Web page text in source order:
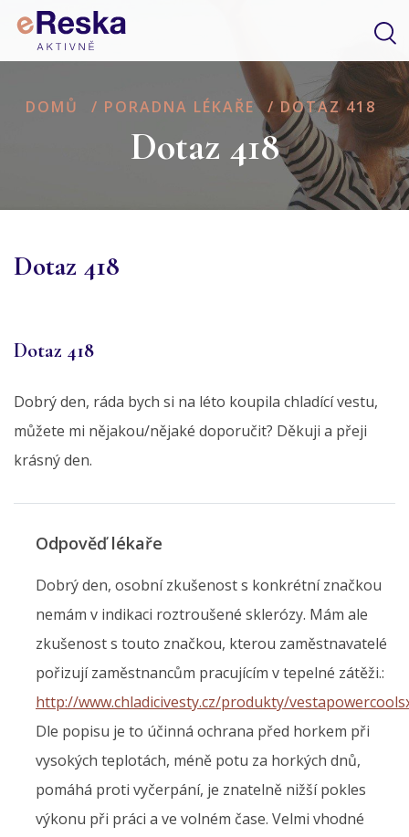
DOMŮ / PORADNA LÉKAŘE / DOTAZ 418
Dotaz 418
Dotaz 418
Dotaz 418
Dobrý den, ráda bych si na léto koupila chladící vestu,
můžete mi nějakou/nějaké doporučit? Děkuji a přeji
krásný den.
Odpověď lékaře
Dobrý den, osobní zkušenost s konkrétní značkou
nemám v indikaci roztroušené sklerózy. Mám ale
zkušenost s touto značkou, kterou zaměstnavatelé
pořizují zaměstnancům pracujícím v tepelné zátěži.:
http://www.chladicivesty.cz/produkty/
Dle popisu je to účinná ochrana před horkem při
vysokých teplotách, méně potu za horkých dnů,
pomáhá proti vyčerpání, je znatelně nižší pokles
výkonu při práci a ve volném čase. Velmi vhodné